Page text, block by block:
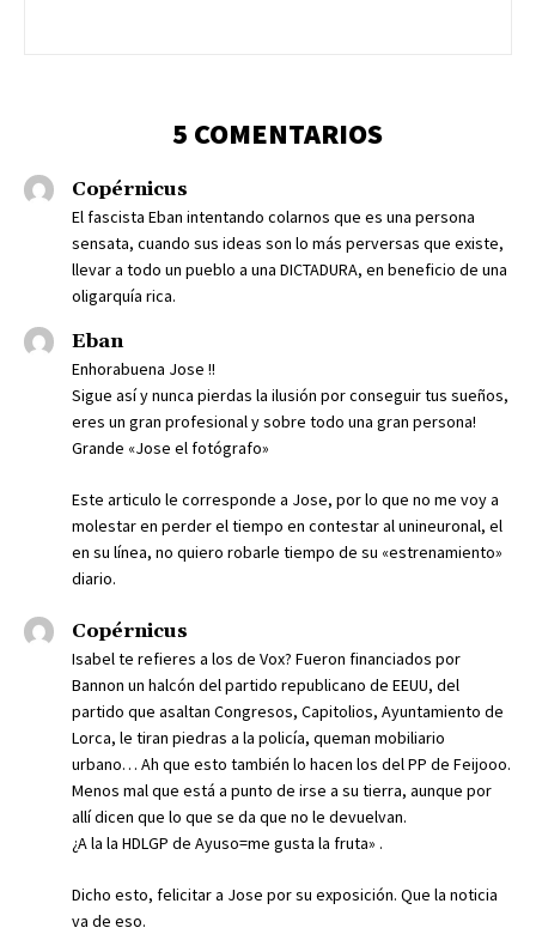
5 COMENTARIOS
Copérnicus
El fascista Eban intentando colarnos que es una persona
sensata, cuando sus ideas son lo más perversas que existe,
llevar a todo un pueblo a una DICTADURA, en beneficio de una
oligarquía rica.
Eban
Enhorabuena Jose !!
Sigue así y nunca pierdas la ilusión por conseguir tus sueños,
eres un gran profesional y sobre todo una gran persona!
Grande «Jose el fotógrafo»
Este articulo le corresponde a Jose, por lo que no me voy a
molestar en perder el tiempo en contestar al unineuronal, el
en su línea, no quiero robarle tiempo de su «estrenamiento»
diario.
Copérnicus
Isabel te refieres a los de Vox? Fueron financiados por
Bannon un halcón del partido republicano de EEUU, del
partido que asaltan Congresos, Capitolios, Ayuntamiento de
Lorca, le tiran piedras a la policía, queman mobiliario
urbano… Ah que esto también lo hacen los del PP de Feijooo.
Menos mal que está a punto de irse a su tierra, aunque por
allí dicen que lo que se da que no le devuelvan.
¿A la la HDLGP de Ayuso=me gusta la fruta» .
Dicho esto, felicitar a Jose por su exposición. Que la noticia
va de eso.